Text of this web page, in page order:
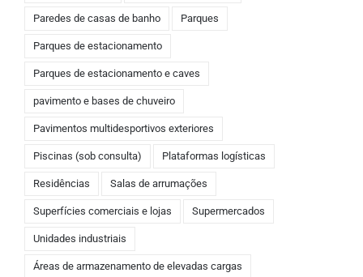
Paredes de casas de banho Parques
Parques de estacionamento
Parques de estacionamento e caves
pavimento e bases de chuveiro
Pavimentos multidesportivos exteriores
Piscinas (sob consulta) Plataformas logísticas
Residências Salas de arrumações
Superfícies comerciais e lojas Supermercados
Unidades industriais
Áreas de armazenamento de elevadas cargas